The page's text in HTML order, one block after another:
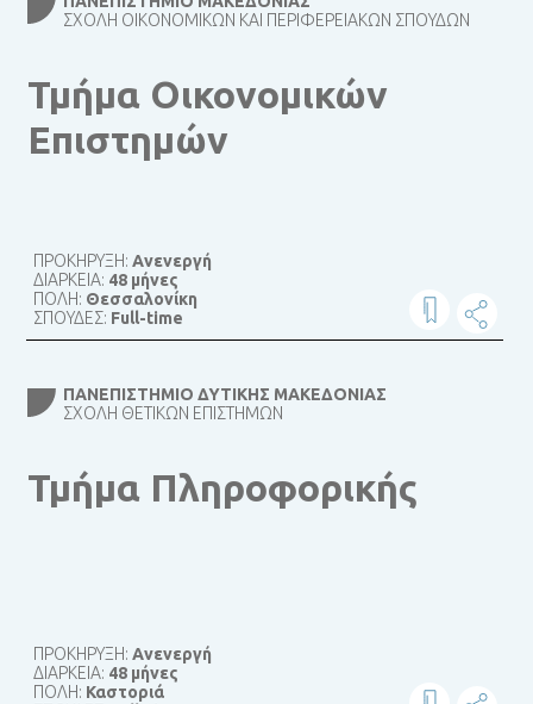
ΣΧΟΛΉ ΟΙΚΟΝΟΜΙΚΏΝ ΚΑΙ ΠΕΡΙΦΕΡΕΙΑΚΏΝ ΣΠΟΥΔΏΝ
Τμήμα Οικονομικών
Επιστημών
ΠΡΟΚΗΡΥΞΗ:Ανενεργή
ΔΙΑΡΚΕΙΑ: 48 μήνες
ΠΟΛΗ: Θεσσαλονίκη
ΣΠΟΥΔΕΣ: Full-time
ΠΑΝΕΠΙΣΤΉΜΙΟ ΔΥΤΙΚΉΣ ΜΑΚΕΔΟΝΊΑΣ
ΣΧΟΛΉ ΘΕΤΙΚΏΝ ΕΠΙΣΤΗΜΏΝ
Τμήμα Πληροφορικής
ΠΡΟΚΗΡΥΞΗ:Ανενεργή
ΔΙΑΡΚΕΙΑ: 48 μήνες
ΠΟΛΗ: Καστοριά